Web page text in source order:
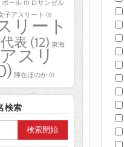
ボール (1) ロサンゼル
子アスリート (1)
リート
表 (12) 東海
スリ
陣在ほのか (1)
検索